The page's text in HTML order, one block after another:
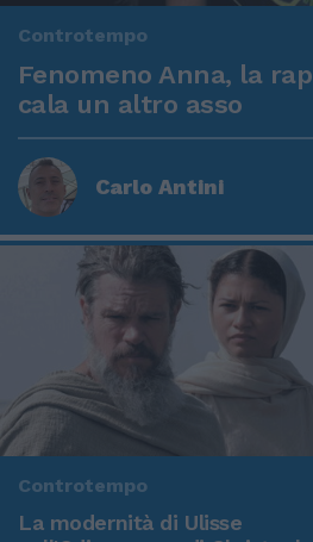
Controtempo
Fenomeno Anna, la
cala un altro asso
Carlo Antini
Controtempo
La modernità di Ulisse